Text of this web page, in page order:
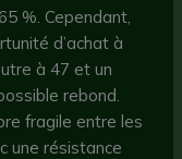
%. Cependant,
d’achat à
à 47 et un
rebond.
fragile entre les
une résistance